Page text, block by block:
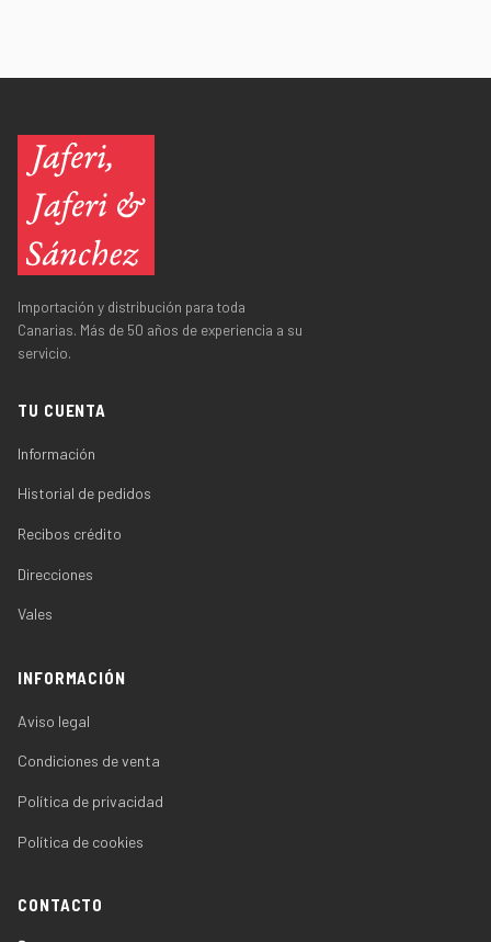
Importación y distribución para toda
Canarias. Más de 50 años de experiencia a su
servicio.
TU CUENTA
Información
Historial de pedidos
Recibos crédito
Direcciones
Vales
INFORMACIÓN
Aviso legal
Condiciones de venta
Política de privacidad
Política de cookies
CONTACTO